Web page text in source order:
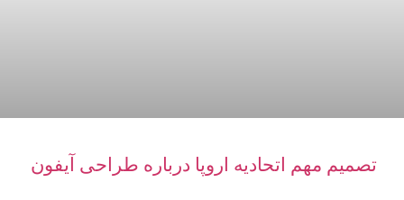
تصمیم مهم اتحادیه اروپا درباره طراحی آیفون